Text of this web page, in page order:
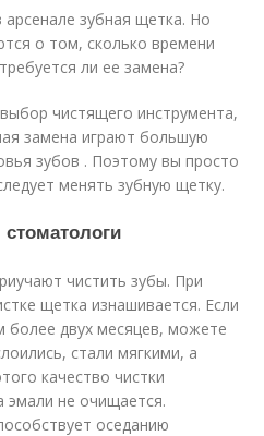
зубная щетка. Но
о том, сколько времени
ли ее замена?
чистящего инструмента,
замена играют большую
зубов . Поэтому вы просто
менять зубную щетку.
чистить зубы. При
щетка изнашивается. Если
более двух месяцев, можете
стали мягкими, а
качество чистки
эмали не очищается.
оседанию